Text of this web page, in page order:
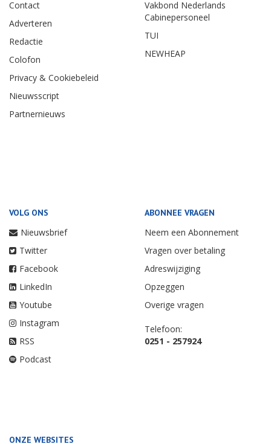
Contact
Adverteren
Redactie
Colofon
Privacy & Cookiebeleid
Nieuwsscript
Partnernieuws
Vakbond Nederlands
Cabinepersoneel
TUI
NEWHEAP
VOLG ONS
Nieuwsbrief
Twitter
Facebook
LinkedIn
Youtube
Instagram
RSS
Podcast
ABONNEE VRAGEN
Neem een Abonnement
Vragen over betaling
Adreswijziging
Opzeggen
Overige vragen
Telefoon:
0251 - 257924
ONZE WEBSITES